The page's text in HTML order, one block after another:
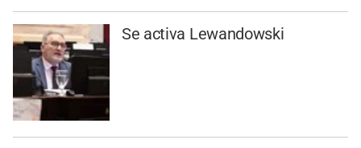
Se activa Lewandowski